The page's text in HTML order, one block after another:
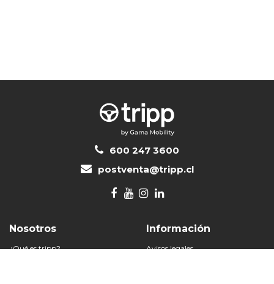
600 247 3600
postventa@tripp.cl
Nosotros
¿Qué es tripp?
Información
Avisos legales